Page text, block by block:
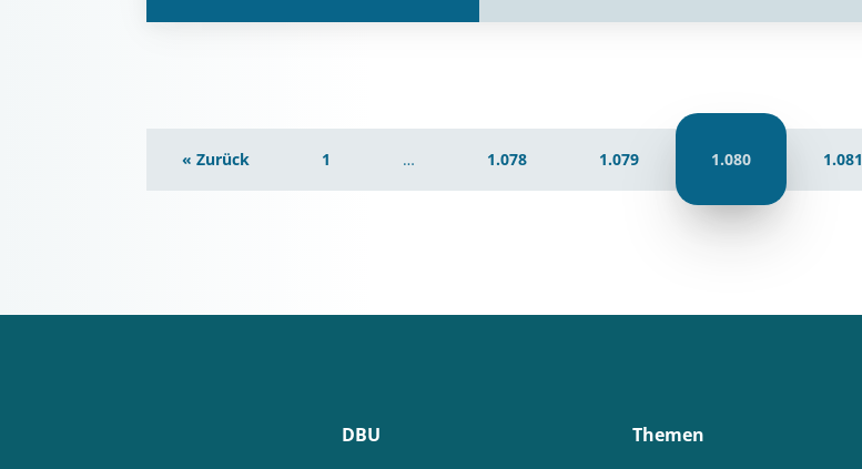
« Zurück 1 … 1.078 1.079 1.080 1.081
DBU Themen